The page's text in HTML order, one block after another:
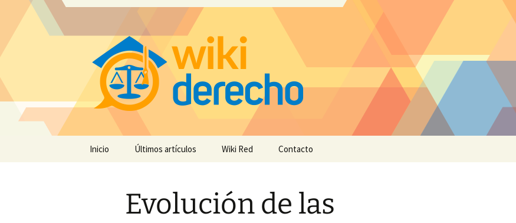
Inicio Últimos artículos Wiki Red Contacto
Evolución de las